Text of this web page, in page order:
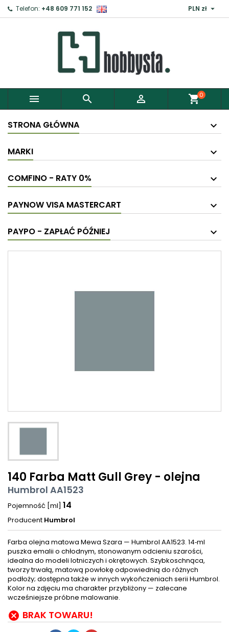
Telefon: +48 609 771 152 PLN zł 
   shopping_cart0
STRONA GŁÓWNA
MARKI
COMFINO - RATY 0%
PAYNOW VISA MASTERCART
PAYPO - ZAPŁAĆ PÓŹNIEJ
140 Farba Matt Gull Grey - olejna
Humbrol AA1523
Pojemność [ml] 14
Producent Humbrol
Farba olejna matowa Mewa Szara — Humbrol AA1523. 14‑ml
puszka emalii o chłodnym, stonowanym odcieniu szarości,
idealna do modeli lotniczych i okrętowych. Szybkoschnąca,
tworzy trwałą, matową powłokę odpowiednią do różnych
podłoży; dostępna także w innych wykończeniach serii Humbrol.
Kolor na zdjęciu ma charakter przybliżony — zalecane
wcześniejsze próbne malowanie.
 BRAK TOWARU!